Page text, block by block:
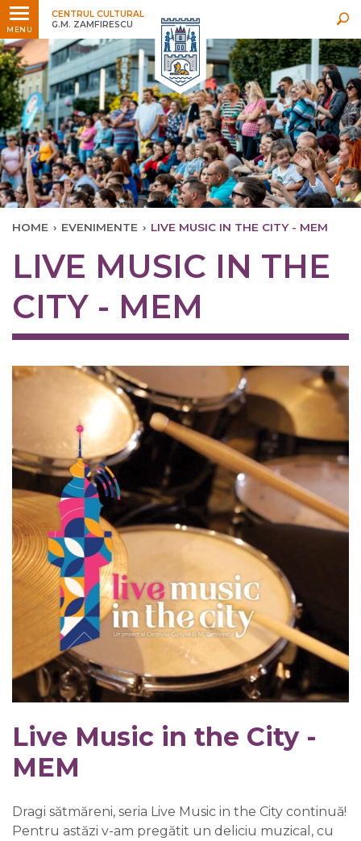
MENU
CENTRUL CULTURAL
G.M. ZAMFIRESCU
Ultimele
HOME › EVENIMENTE › LIVE MUSIC IN THE CITY - MEM
LIVE MUSIC IN THE
CITY - MEM
Live Music in the City -
MEM
Dragi sătmăreni, seria Live Music in the City continuă!
Pentru astăzi v-am pregătit un deliciu muzical, cu